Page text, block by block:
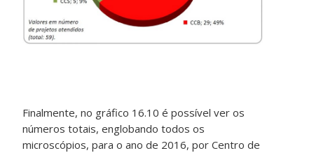
Finalmente, no gráfico 16.10 é possível ver os
números totais, englobando todos os
microscópios, para o ano de 2016, por Centro de